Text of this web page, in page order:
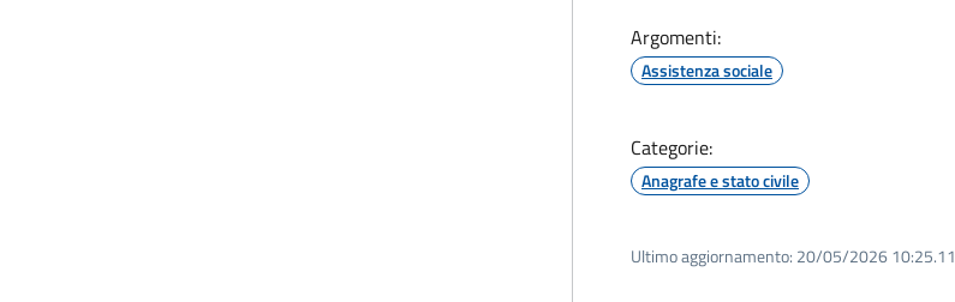
Argomenti:
Assistenza sociale
Categorie:
Anagrafe e stato civile
Ultimo aggiornamento: 20/05/2026 10:25.11